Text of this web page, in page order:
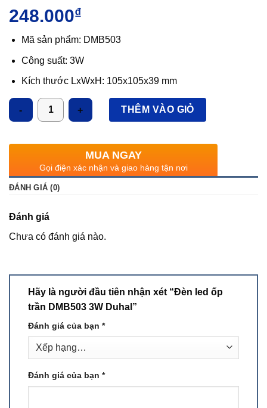
248.000₫
Mã sản phẩm: DMB503
Công suất: 3W
Kích thước LxWxH: 105x105x39 mm
Quang thông: 260lm
Ánh sáng: 3000K/6000K
IP: 44
Số lượng
THÊM VÀO GIỎ
MUA NGAY
Gọi điện xác nhận và giao hàng tận nơi
ĐÁNH GIÁ (0)
Đánh giá
Chưa có đánh giá nào.
Hãy là người đầu tiên nhận xét “Đèn led ốp
trần DMB503 3W Duhal”
Đánh giá của bạn *
Đánh giá của bạn *